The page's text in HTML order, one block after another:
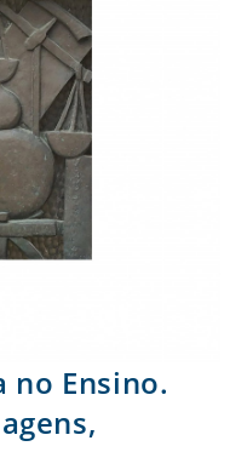
no Ensino.